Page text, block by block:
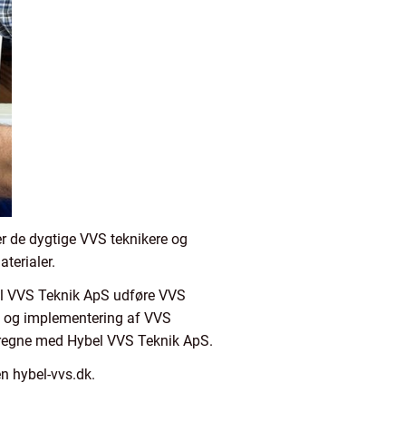
de dygtige VVS teknikere og
Teknik ApS udføre VVS
implementering af VVS
med Hybel VVS Teknik ApS.
hybel-vvs.dk.